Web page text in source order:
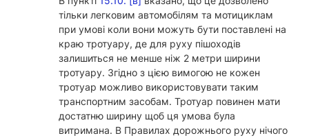
тільки легковим автомобілям та мотициклам
при умові коли вони можуть бути поставлені на
краю тротуару, де для руху пішоходів
залишиться не менше ніж 2 метри ширини
тротуару. Згідно з цією вимогою не кожен
тротуар можливо використовувати таким
транспортним засобам. Тротуар повинен мати
достатню ширину щоб ця умова була
витримана. В Правилах дорожнього руху нічого